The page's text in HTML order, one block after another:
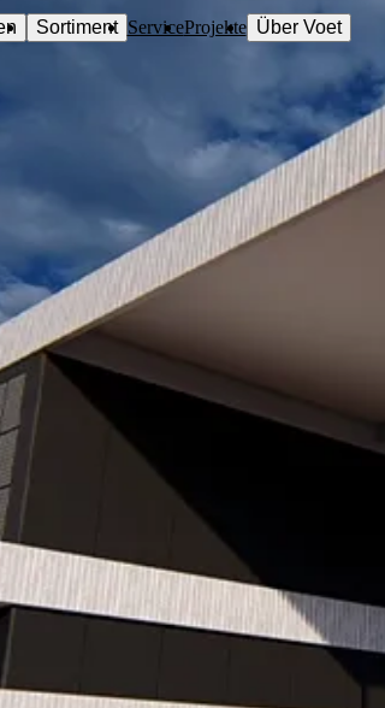
Sortiment ServiceProjekte Über Voet